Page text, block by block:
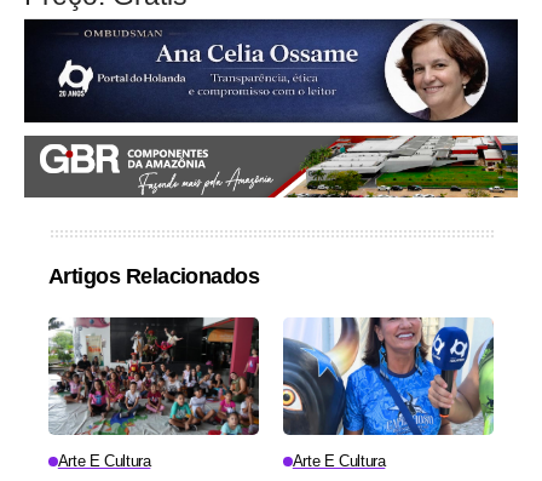
Artigos Relacionados
Arte E Cultura Arte E Cultura